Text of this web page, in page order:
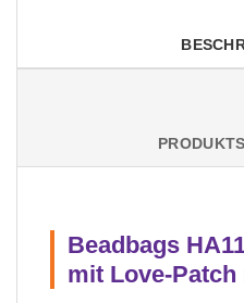
Beadbags
mit Love-